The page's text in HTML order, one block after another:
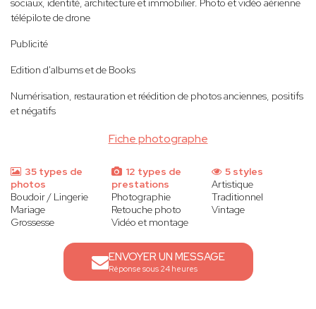
Fiche photographe
sociaux, identité, architecture et immobilier. Photo et vidéo aérienne
télépilote de drone
Publicité
Edition d'albums et de Books
Numérisation, restauration et réédition de photos anciennes, positifs
et négatifs
35 types de
photos
Boudoir / Lingerie
Mariage
Grossesse
12 types de
prestations
Photographie
Retouche photo
Vidéo et montage
5 styles
Artistique
Traditionnel
Vintage
ENVOYER UN MESSAGE
Réponse sous 24 heures